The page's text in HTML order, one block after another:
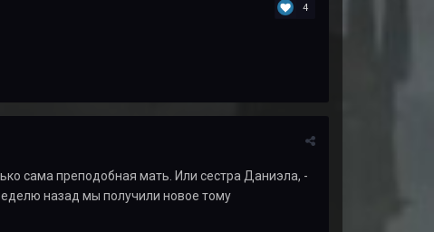
4
сама преподобная мать. Или сестра Даниэла, -
назад мы получили новое тому